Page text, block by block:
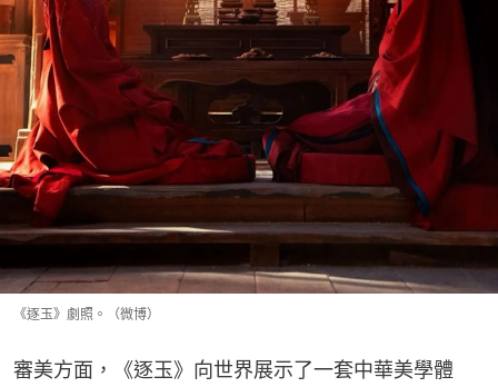
《逐玉》劇照。（微博）
審美方面，《逐玉》向世界展示了一套中華美學體